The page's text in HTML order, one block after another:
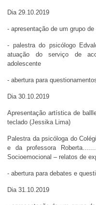
Dia 29.10.2019
- apresentação de um grupo
- palestra do psicólogo
atuação do serviço de
adolescente
- abertura para
Dia 30.10.2019
Apresentação artística de
teclado (Jessika Lima)
Palestra da psicóloga do
e da professora
Socioemocional – relatos de
- abertura para debates e
Dia 31.10.2019